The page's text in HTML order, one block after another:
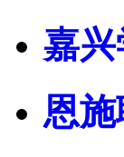
嘉
恩